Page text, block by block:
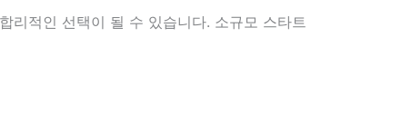
리적인 선택이 될 수 있습니다. 소규모 스타트